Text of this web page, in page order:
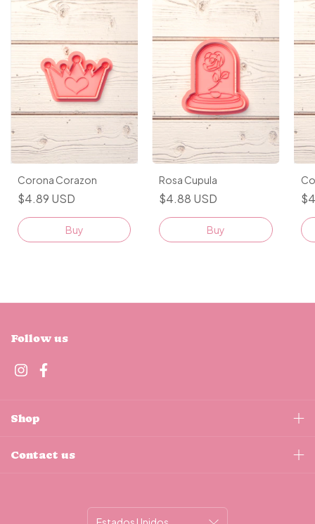
Corona Corazon
$4.89 USD
Buy
Rosa Cupula
$4.88 USD
Buy
Follow us
Shop
Contact us